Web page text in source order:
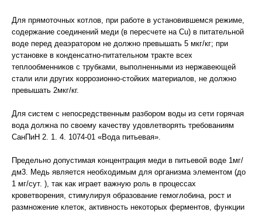
Для прямоточных котлов, при работе в установившемся режиме,
содержание соединений меди (в пересчете на Cu) в питательной
воде перед деаэратором не должно превышать 5 мкг/кг; при
установке в конденсатно-питательном тракте всех
теплообменников с трубками, выполненными из нержавеющей
стали или других коррозионно-стойких материалов, не должно
превышать 2мкг/кг.
Для систем с непосредственным разбором воды из сети горячая
вода должна по своему качеству удовлетворять требованиям
СанПиН 2. 1. 4. 1074-01 «Вода питьевая».
Предельно допустимая концентрация меди в питьевой воде 1мг/
дм3. Медь является необходимым для организма элементом (до
1 мг/сут. ), так как играет важную роль в процессах
кроветворения, стимулируя образование гемоглобина, рост и
размножение клеток, активность некоторых ферментов, функции